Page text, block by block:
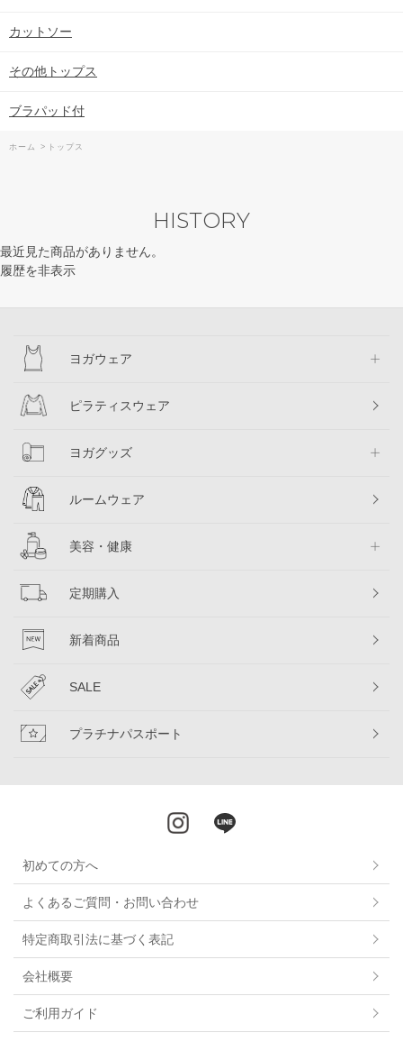
カットソー
その他トップス
ブラパッド付
ホーム > トップス
HISTORY
最近見た商品がありません。
履歴を非表示
ヨガウェア
ピラティスウェア
ヨガグッズ
ルームウェア
美容・健康
定期購入
新着商品
SALE
プラチナパスポート
初めての方へ
よくあるご質問・お問い合わせ
特定商取引法に基づく表記
会社概要
ご利用ガイド